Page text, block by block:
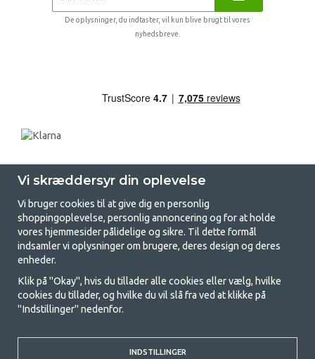
De oplysninger, du indtaster, vil kun blive brugt til vores
nyhedsbreve.
GetCamping.dk - Din butik for
camping og friluftsliv
Camping kan enten være en livsstil eller en måde at samle familien på til
et fælles eventyr. Uanset hvilken kategori du tilhører, finder du alt, du
til at campere, så vi tilbyder rigtig gode priser på familietelte,
campingvogns-telte og alt andet udstyr til camping og friluftsliv. Vores
Vi skræddersyr din oplevelse
Vi bruger cookies til at give dig en personlig
shoppingoplevelse, personlig annoncering og for at holde
vores hjemmesider pålidelige og sikre. Til dette formål
indsamler vi oplysninger om brugere, deres design og deres
enheder.
Klik på "Okay", hvis du tillader alle cookies eller vælg, hvilke
cookies du tillader, og hvilke du vil slå fra ved at klikke på
"Indstillinger" nedenfor.
INDSTILLINGER